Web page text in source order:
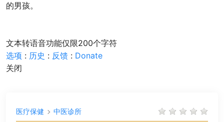
的男孩。
文本转语音功能仅限200个字符
选项 : 历史 : 反馈 : Donate
关闭
医疗保健 中医诊所